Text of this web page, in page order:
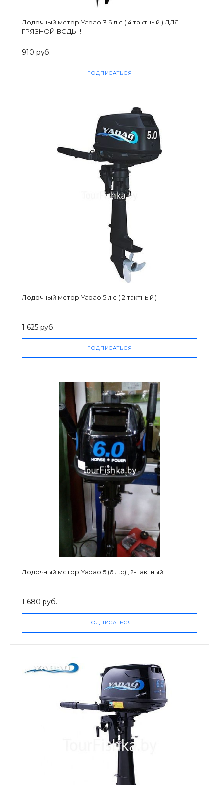
Лодочный мотор Yadao 3.6 л.с ( 4 тактный ) ДЛЯ
ГРЯЗНОЙ ВОДЫ !
910 руб.
ПОДПИСАТЬСЯ
Лодочный мотор Yadao 5 л.с ( 2 тактный )
1 625 руб.
ПОДПИСАТЬСЯ
Лодочный мотор Yadao 5 (6 л.с) , 2-тактный
1 680 руб.
ПОДПИСАТЬСЯ